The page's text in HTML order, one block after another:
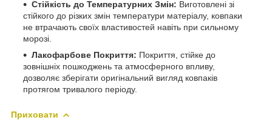
Стійкість до Температурних Змін: Виготовлені зі
стійкого до різких змін температури матеріалу, ковпаки
не втрачають своїх властивостей навіть при сильному
морозі.
Лакофарбове Покриття: Покриття, стійке до
зовнішніх пошкоджень та атмосферного впливу,
дозволяє зберігати оригінальний вигляд ковпаків
протягом тривалого періоду.
Приховати